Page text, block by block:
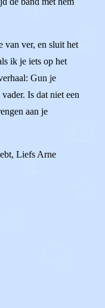
van ver, en sluit het
ik je iets op het
Gun je
Is dat niet een
aan je
Liefs Arne